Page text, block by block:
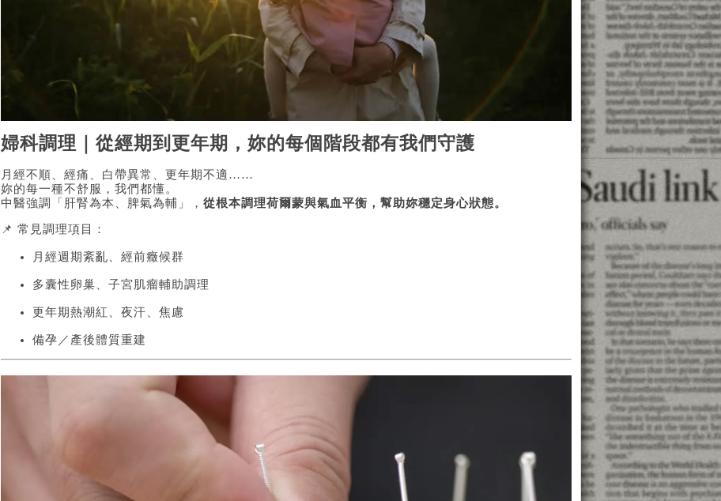
婦科調理｜從經期到更年期，妳的每個階段都有我們守護
月經不順、經痛、白帶異常、更年期不適……
妳的每一種不舒服，我們都懂。
中醫強調「肝腎為本、脾氣為輔」， 從根本調理荷爾蒙與氣血平衡，幫助妳穩定身心狀態。
📌 常見調理項目：
月經週期紊亂、經前癥候群
多囊性卵巢、子宮肌瘤輔助調理
更年期熱潮紅、夜汗、焦慮
備孕／產後體質重建